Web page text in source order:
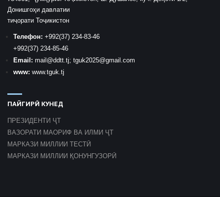
Донишгоҳи давлатии
тиҷорати Тоҷикистон
Телефон: +992(37) 234-83-46
+992(37) 234-85-46
Email: mail @ddtt.tj; tguk2025@gmail.com
www: www.tguk.tj
ПАЙГИРӢ КУНЕД
ПРЕЗИДЕНТИ ҶТ
ВАЗОРАТИ МАОРИФ ВА ИЛМИ ҶТ
МАРКАЗИ МИЛЛИИ ТЕСТӢ
МАРКАЗИ МИЛЛИИ ҚОНУНГУЗОРӢ